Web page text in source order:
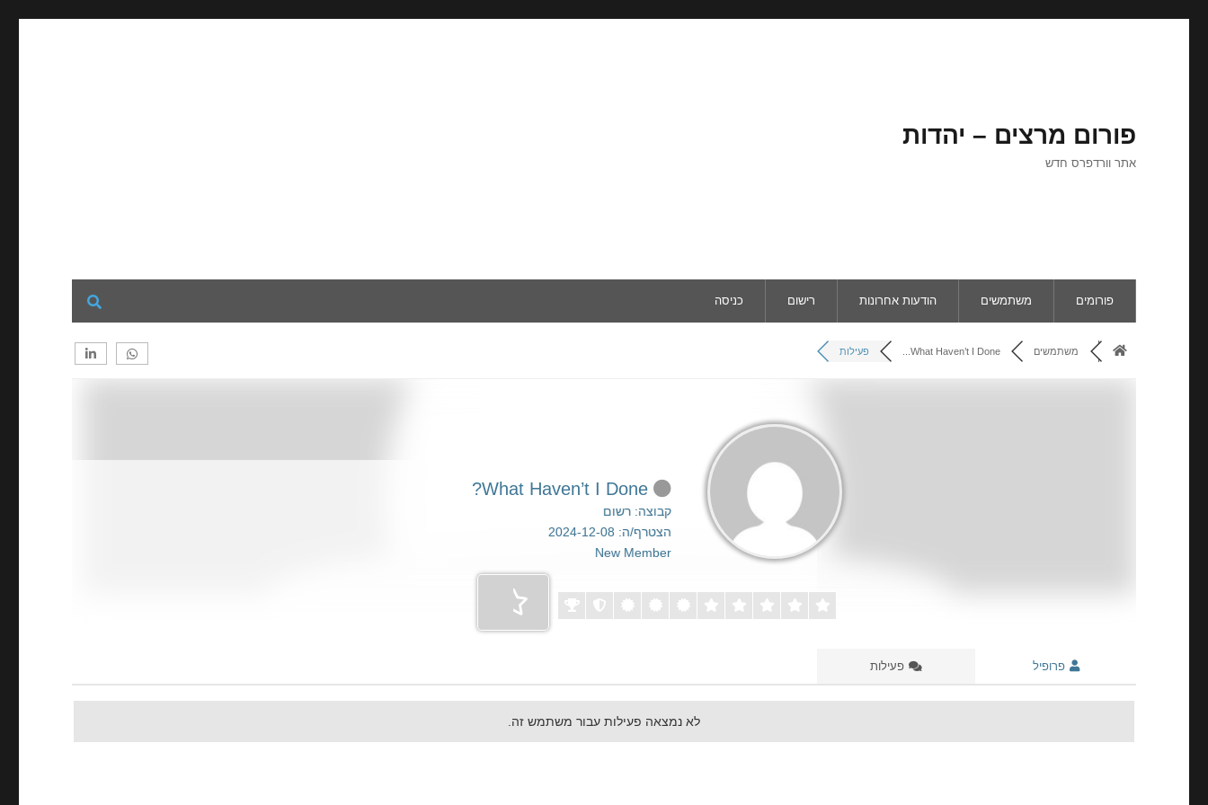
פורום מרצים – יהדות
אתר וורדפרס חדש
פורומים משתמשים הודעות אחרונות רישום כניסה
משתמשים What Haven’t I Done... פעילות
What Haven’t I Done?
קבוצה: רשום
הצטרף/ה: 2024-12-08
New Member
פרופיל פעילות
לא נמצאה פעילות עבור משתמש זה.